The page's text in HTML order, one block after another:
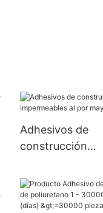
Adhesivos de
construcción
mayor - Shuode